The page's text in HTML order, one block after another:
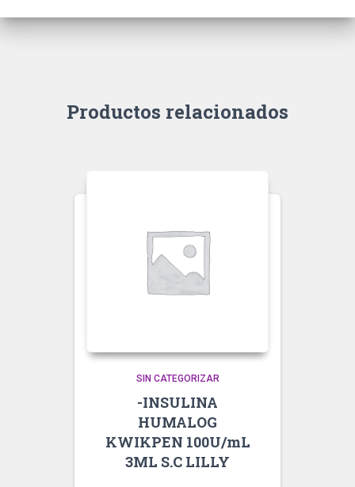
Productos relacionados
SIN CATEGORIZAR
-INSULINA
HUMALOG
KWIKPEN 100U/mL
3ML S.C LILLY